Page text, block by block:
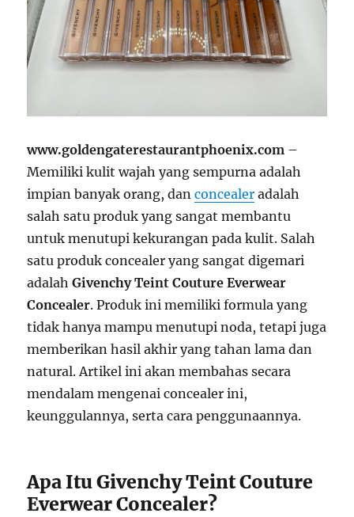
www.goldengaterestaurantphoenix.com –
Memiliki kulit wajah yang sempurna adalah
impian banyak orang, danconcealer adalah
salah satu produk yang sangat membantu
untuk menutupi kekurangan pada kulit. Salah
satu produk concealer yang sangat digemari
adalahGivenchy Teint Couture Everwear
Concealer. Produk ini memiliki formula yang
tidak hanya mampu menutupi noda, tetapi juga
memberikan hasil akhir yang tahan lama dan
natural. Artikel ini akan membahas secara
mendalam mengenai concealer ini,
keunggulannya, serta cara penggunaannya.
Apa Itu Givenchy Teint Couture
Everwear Concealer?